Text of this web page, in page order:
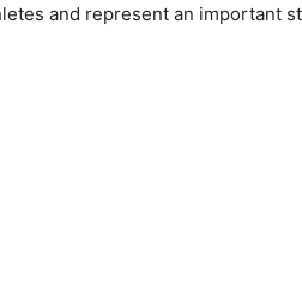
and represent an important